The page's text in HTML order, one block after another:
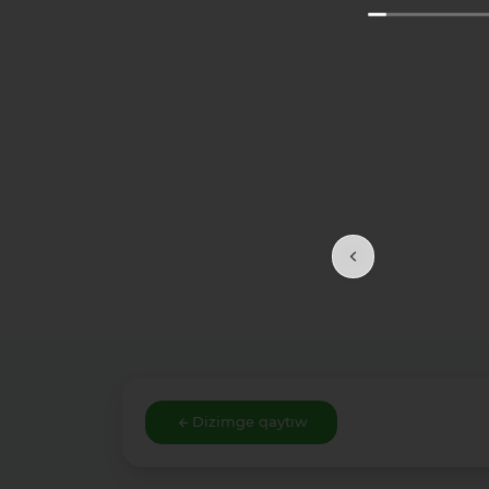
Dizimge qaytıw